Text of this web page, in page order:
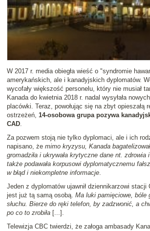
W 2017 r. media obiegła wieść o "syndromie
amerykańskich, ale i kanadyjskich dyplomatów.
wycofały większość personelu, który nie musiał
Kanada do kwietnia 2018 r. nadal wysyłała
placówki. Teraz, powołując się na zbyt opieszałą
ostrzeżeń, 14-osobowa grupa pozywa
CAD.
Za pozwem stoją nie tylko dyplomaci, ale i ich
napisano, że mimo kryzysu, Kanada
gromadziła i ukrywała krytyczne dane nt.
także podawała korpusowi dyplomatycznemu
w błąd i niekompletne informacje.
Jeden z dyplomatów ujawnił dziennikarzowi stacji
jest już tą samą osobą. Ma luki pamięciowe, bóle
słuchu. Bierze do ręki telefon, by zadzwonić, a
po co to zrobiła [...].
Telewizja CBC twierdzi, że załoga ambasady